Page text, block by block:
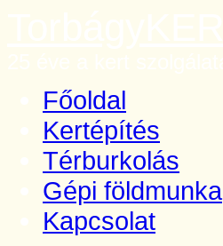
Főoldal
Kertépítés
Térburkolás
Gépi földmunka
Kapcsolat